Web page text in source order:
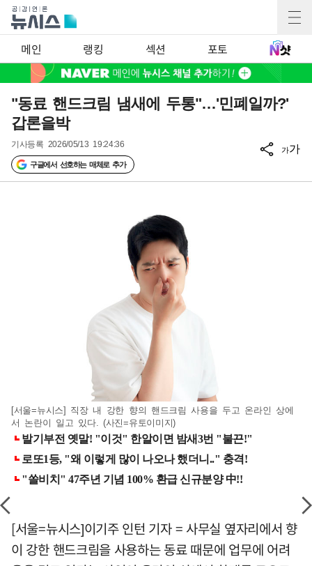
메인 랭킹 섹션 포토
"동료 핸드크림 냄새에 두통"…'민폐일까?'
갑론을박
기사등록 2026/05/13 19:24:36
구글에서 선호하는 매체로 추가
가가
[서울=뉴시스] 직장 내 강한 향의 핸드크림 사용을 두고 온라인 상에
서 논란이 일고 있다. (사진=유토이미지)
[서울=뉴시스]이기주 인턴 기자 = 사무실 옆자리에서 향
이 강한 핸드크림을 사용하는 동료 때문에 업무에 어려